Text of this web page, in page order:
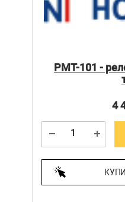
РМТ-101 -
4